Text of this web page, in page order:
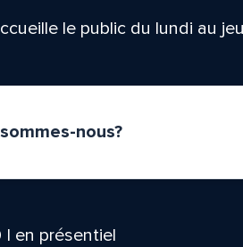
le public du lundi au
nous?
| en présentiel